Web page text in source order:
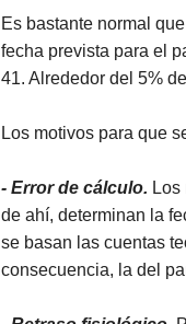
Es bastante normal
fecha prevista para el
41. Alrededor del 5%
Los motivos para que
- Error de cálculo.
de ahí, determinan la
se basan las cuentas
consecuencia, la del